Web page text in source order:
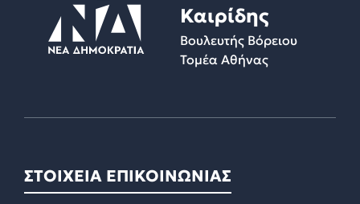
Καιρίδης
Βουλευτής Βόρειου
Τομέα Αθήνας
ΣΤΟΙΧΕΙΑ ΕΠΙΚΟΙΝΩΝΙΑΣ